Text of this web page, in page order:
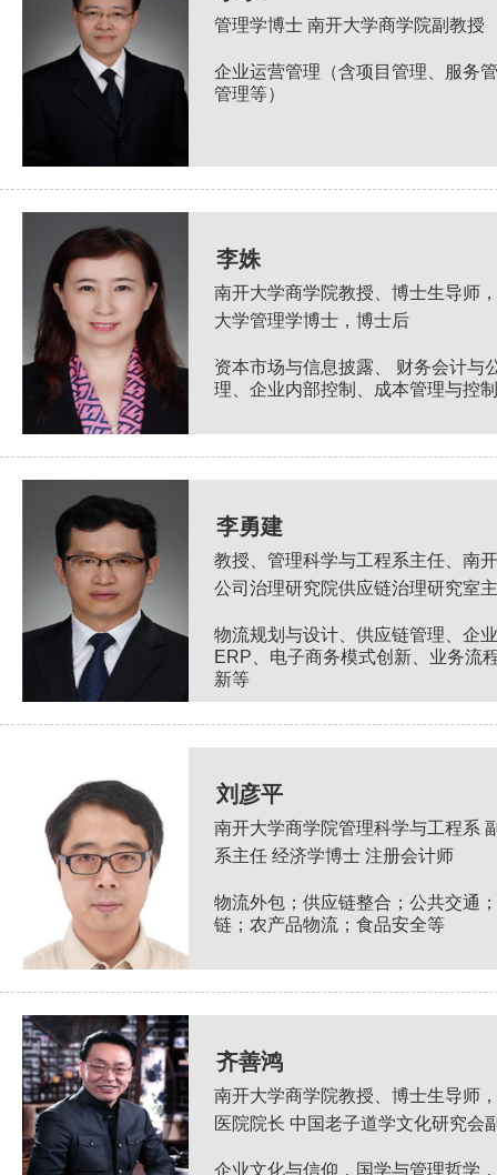
管理学博士 南开大学商学院副教授
企业运营管理（含项目管理、服务
管理等）
李姝
南开大学商学院教授、博士生导师
大学管理学博士，博士后
资本市场与信息披露、 财务会计与
理、企业内部控制、成本管理与控
李勇建
教授、管理科学与工程系主任、南
公司治理研究院供应链治理研究室
物流规划与设计、供应链管理、企
ERP、电子商务模式创新、业务流
新等
刘彦平
南开大学商学院管理科学与工程系
系主任 经济学博士 注册会计师
物流外包；供应链整合；公共交通
链；农产品物流；食品安全等
齐善鸿
南开大学商学院教授、博士生导师
医院院长 中国老子道学文化研究会
企业文化与信仰，国学与管理哲学